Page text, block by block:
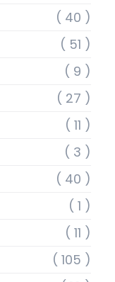
( 40 )
( 51 )
( 9 )
( 27 )
( 11 )
( 3 )
( 40 )
( 1 )
( 11 )
( 105 )